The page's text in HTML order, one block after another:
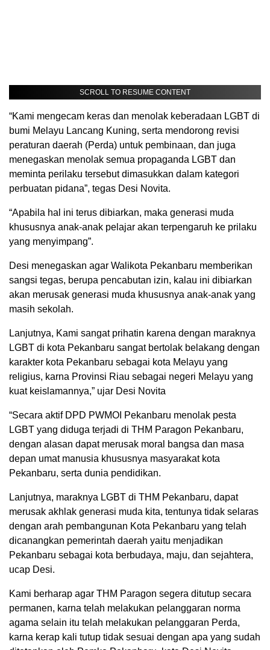
SCROLL TO RESUME CONTENT
“Kami mengecam keras dan menolak keberadaan LGBT di
bumi Melayu Lancang Kuning, serta mendorong revisi
peraturan daerah (Perda) untuk pembinaan, dan juga
menegaskan menolak semua propaganda LGBT dan
meminta perilaku tersebut dimasukkan dalam kategori
perbuatan pidana”, tegas Desi Novita.
“Apabila hal ini terus dibiarkan, maka generasi muda
khususnya anak-anak pelajar akan terpengaruh ke prilaku
yang menyimpang”.
Desi menegaskan agar Walikota Pekanbaru memberikan
sangsi tegas, berupa pencabutan izin, kalau ini dibiarkan
akan merusak generasi muda khususnya anak-anak yang
masih sekolah.
Lanjutnya, Kami sangat prihatin karena dengan maraknya
LGBT di kota Pekanbaru sangat bertolak belakang dengan
karakter kota Pekanbaru sebagai kota Melayu yang
religius, karna Provinsi Riau sebagai negeri Melayu yang
kuat keislamannya,” ujar Desi Novita
“Secara aktif DPD PWMOI Pekanbaru menolak pesta
LGBT yang diduga terjadi di THM Paragon Pekanbaru,
dengan alasan dapat merusak moral bangsa dan masa
depan umat manusia khususnya masyarakat kota
Pekanbaru, serta dunia pendidikan.
Lanjutnya, maraknya LGBT di THM Pekanbaru, dapat
merusak akhlak generasi muda kita, tentunya tidak selaras
dengan arah pembangunan Kota Pekanbaru yang telah
dicanangkan pemerintah daerah yaitu menjadikan
Pekanbaru sebagai kota berbudaya, maju, dan sejahtera,
ucap Desi.
Kami berharap agar THM Paragon segera ditutup secara
permanen, karna telah melakukan pelanggaran norma
agama selain itu telah melakukan pelanggaran Perda,
karna kerap kali tutup tidak sesuai dengan apa yang sudah